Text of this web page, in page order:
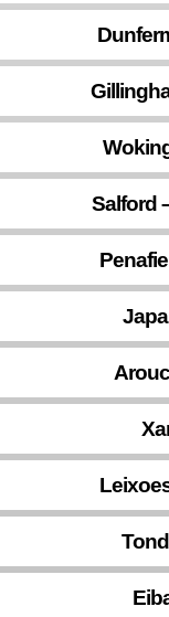
Salford